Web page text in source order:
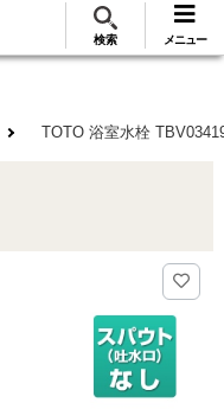
無料見積
検索 メニュー
TOTO 浴室水栓